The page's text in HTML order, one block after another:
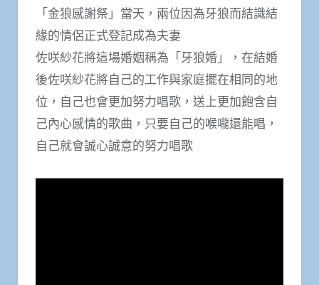
「金狼感謝祭」當天，兩位因為牙狼而結識結
緣的情侶正式登記成為夫妻
佐咲紗花將這場婚姻稱為「牙狼婚」，在結婚
後佐咲紗花將自己的工作與家庭擺在相同的地
位，自己也會更加努力唱歌，送上更加飽含自
己內心感情的歌曲，只要自己的喉嚨還能唱，
自己就會誠心誠意的努力唱歌